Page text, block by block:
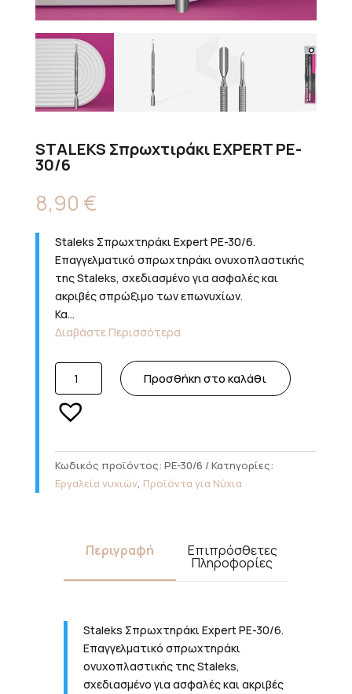
STALEKS Σπρωχτιράκι EXPERT PE-
30/6
8,90 €
Staleks Σπρωχτηράκι Expert PE-30/6.
Επαγγελματικό σπρωχτηράκι ονυχοπλαστικής
της Staleks, σχεδιασμένο για ασφαλές και
ακριβές σπρώξιμο των επωνυχίων.
Κα...
Διαβάστε Περισσότερα
Σπρωχτιράκι
EXPERT
PE-
ποσότητα
Προσθήκη στο καλάθι
Κωδικός προϊόντος: PE-30/6
Κατηγορίες:
Εργαλεία νυχιών, Προϊόντα για Νύχια
Περιγραφή Επιπρόσθετες
Πληροφορίες
Staleks Σπρωχτηράκι Expert PE-30/6.
Επαγγελματικό σπρωχτηράκι
ονυχοπλαστικής της Staleks,
σχεδιασμένο για ασφαλές και ακριβές